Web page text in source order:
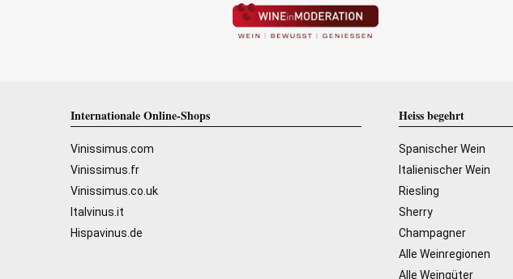
Internationale Online-Shops
Vinissimus.com
Vinissimus.fr
Vinissimus.co.uk
Italvinus.it
Hispavinus.de
Heiss begehrt
Spanischer Wein
Italienischer Wein
Riesling
Sherry
Champagner
Alle Weinregionen
Alle Weingüter